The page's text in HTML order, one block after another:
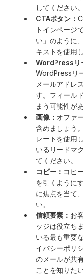
してください。
CTAボタン：
トインページ
い」のように
キストを使用
WordPressリ
WordPressリ
メールアドレ
す。フィール
まう可能性が
画像： オファ
含めましょう
レートを使用
いるリードマ
てください。
コピー： コピ
を引くように
に焦点を当て
い。
信頼要素： お
ッジは役立ち
いる最も重要
イバシーポリ
のメールが共
ことを知りた